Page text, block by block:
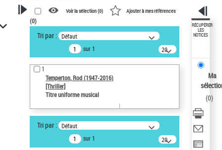
VOTRE RECHERCHE
Recherche avancée dans les
notices d’autorité
Œuvres liées à l'auteur :
Temperton, Rod (1947-2016)
Sauvegarder votre recherche
AFFINER
Type de notice d'autorité
Voir la sélection (0) Ajouter à mes références
(0)
Tri par : Défaut
sur 1
20
résultats/page
1
Temperton, Rod (1947-2016)
[Thriller]
Titre uniforme musical
Tri par : Défaut
sur 1
20
résultats/page
RÉCUPÉRER
LES
NOTICES
Ma
(0)